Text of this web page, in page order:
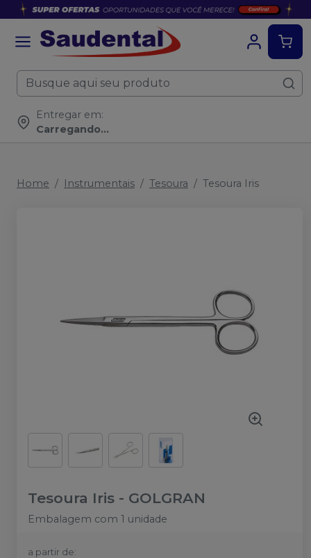
Entregar em:
Carregando...
Home Instrumentais Tesoura Tesoura Iris
Tesoura Iris - GOLGRAN
Embalagem com 1 unidade
a partir de: